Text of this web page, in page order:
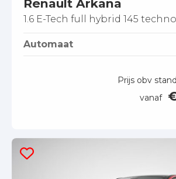
Renault Arkana
1.6 E-Tech full hybrid 145 techno
Automaat
Prijs obv
vanaf